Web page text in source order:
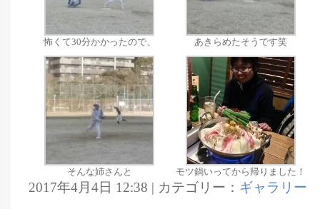
怖くて30分かかったので、 あきらめたそうです笑
そんな姉さんと モツ鍋いってから帰りました！
2017年4月4日 12:38 | カテゴリー： ギャラリー